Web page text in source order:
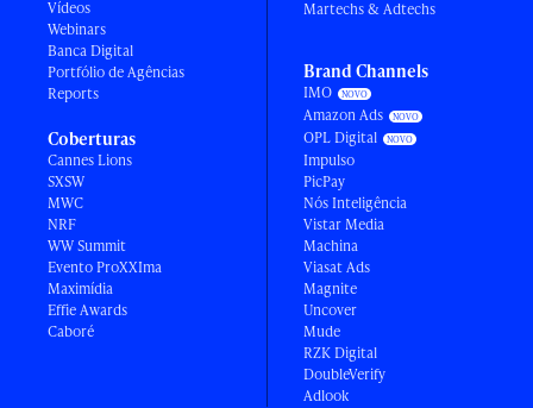
Vídeos
Webinars
Banca Digital
Portfólio de Agências
Reports
Coberturas
Cannes Lions
SXSW
MWC
NRF
WW Summit
Evento ProXXIma
Maximídia
Effie Awards
Caboré
Martechs & Adtechs
Brand Channels
IMO
Amazon Ads
OPL Digital
Impulso
PicPay
Nós Inteligência
Vistar Media
Machina
Viasat Ads
Magnite
Uncover
Mude
RZK Digital
DoubleVerify
Adlook